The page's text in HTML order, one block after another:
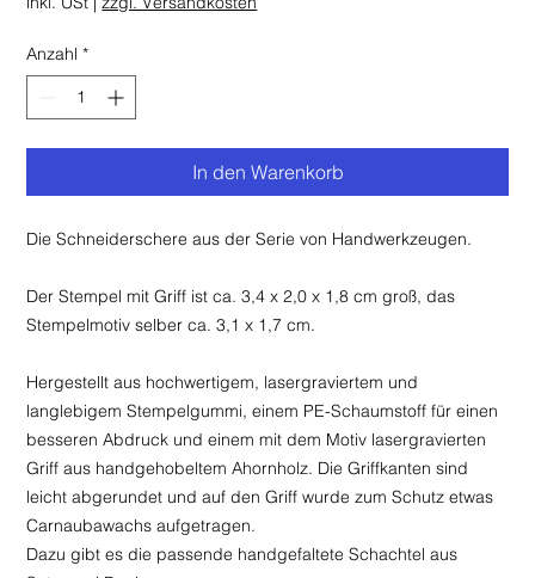
Anzahl *
In den Warenkorb
Die Schneiderschere aus der Serie von Handwerkzeugen.
Der Stempel mit Griff ist ca. 3,4 x 2,0 x 1,8 cm groß, das
Stempelmotiv selber ca. 3,1 x 1,7 cm.
Hergestellt aus hochwertigem, lasergraviertem und
langlebigem Stempelgummi, einem PE-Schaumstoff für einen
besseren Abdruck und einem mit dem Motiv lasergravierten
Griff aus handgehobeltem Ahornholz. Die Griffkanten sind
leicht abgerundet und auf den Griff wurde zum Schutz etwas
Carnaubawachs aufgetragen.
Dazu gibt es die passende handgefaltete Schachtel aus